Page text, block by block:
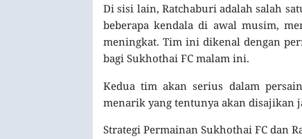
Di sisi lain, Ratchaburi adalah salah
beberapa kendala di awal musim,
meningkat. Tim ini dikenal dengan
bagi Sukhothai FC malam ini.
Kedua tim akan serius dalam
menarik yang tentunya akan disajikan
Strategi Permainan Sukhothai FC dan